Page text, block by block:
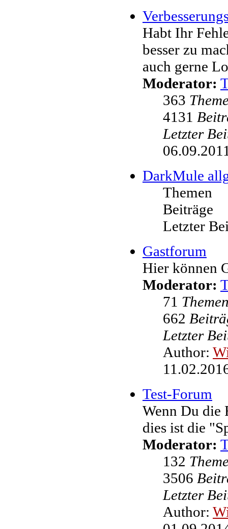
Habt Ihr
besser zu
auch gerne
Moderator:
363
4131
Letzter
DarkMule
Themen
Beiträge
Letzter
Gastforum
Hier können
Moderator:
71
662
Letzter
Author:
Test-Forum
Wenn Du die
dies ist die
Moderator:
132
3506
Letzter
Author: